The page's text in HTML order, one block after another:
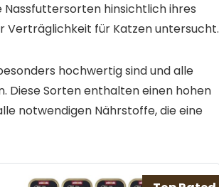
hinsichtlich ihres
Verträglichkeit für Katzen untersucht.
hochwertig sind und alle
Diese Sorten enthalten einen hohen
notwendigen Nährstoffe, die eine